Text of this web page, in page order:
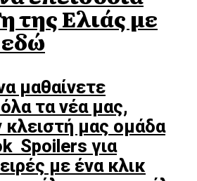
της Ελιάς με
μαθαίνετε
τα νέα μας,
κλειστή μας ομάδα
Spoilers για
με ένα κλικ